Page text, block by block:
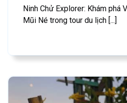
Ninh Chử Explorer: Khám phá
Mũi Né trong tour du lịch [...]